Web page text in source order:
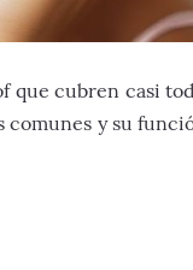
que cubren casi
comunes y su